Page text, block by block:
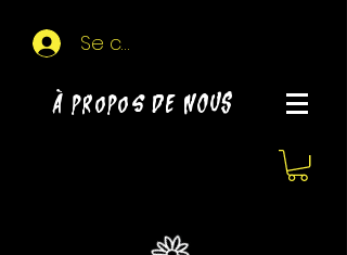
Se connecter
À propos de NOUS